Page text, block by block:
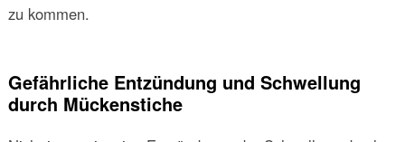
zu kommen.
Gefährliche Entzündung und Schwellung
durch Mückenstiche